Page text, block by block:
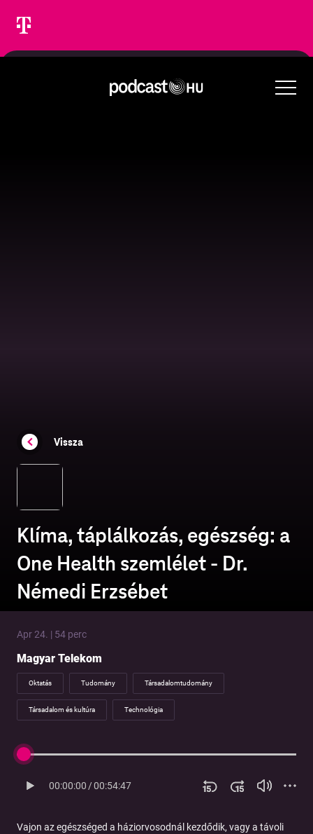
Vissza
Klíma, táplálkozás, egészség: a
One Health szemlélet - Dr.
Némedi Erzsébet
Apr 24. | 54 perc
Magyar Telekom
Oktatás Tudomány Társadalomtudomány
Társadalom és kultúra Technológia
00:00:00/00:54:47
Vajon az egészséged a háziorvosodnál kezdődik, vagy a távoli